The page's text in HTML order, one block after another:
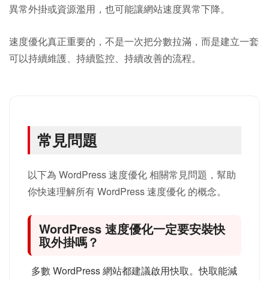
異常外掛或資源濫用，也可能讓網站速度異常下降。
速度優化真正重要的，不是一次把分數拉滿，而是建立一套
可以持續維護、持續監控、持續改善的流程。
常見問題
以下為 WordPress 速度優化 相關常見問題，幫助
你快速理解所有 WordPress 速度優化 的概念。
WordPress 速度優化一定要安裝快
取外掛嗎？
多數 WordPress 網站都建議啟用快取。快取能減